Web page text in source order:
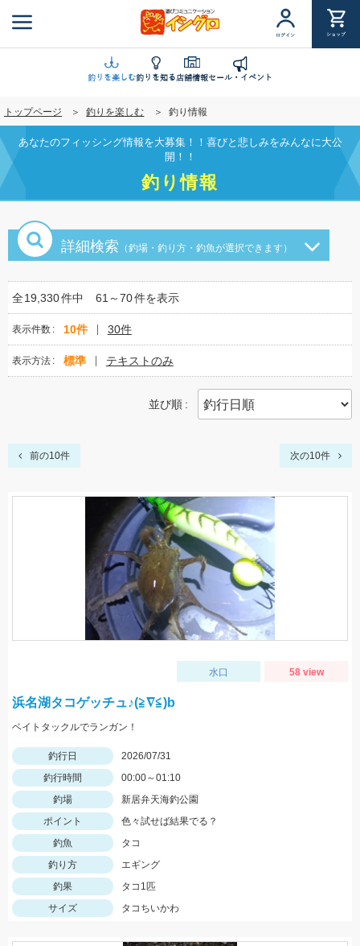
ン
に
移
動
ログイン ショップ
釣りを楽しむ釣りを知る店舗情報セール・イベント
トップページ 釣りを楽しむ 釣り情報
あなたのフィッシング情報を大募集！！喜びと悲しみをみんなに大公
開！！
釣り情報
詳細検索 （釣場・釣り方・釣魚が選択できます）
全19,330件中 61～70件を表示
表示件数 10件 30件
表示方法 標準 テキストのみ
並び順
前の10件 次の10件
水口 58 view
浜名湖タコゲッチュ♪(≧∇≦)b
ベイトタックルでランガン！
釣行日
2026/07/31
釣行時間
00:00～01:10
釣場
新居弁天海釣公園
ポイント
色々試せば結果でる？
釣魚
タコ
釣り方
エギング
釣果
タコ1匹
サイズ
タコちいかわ